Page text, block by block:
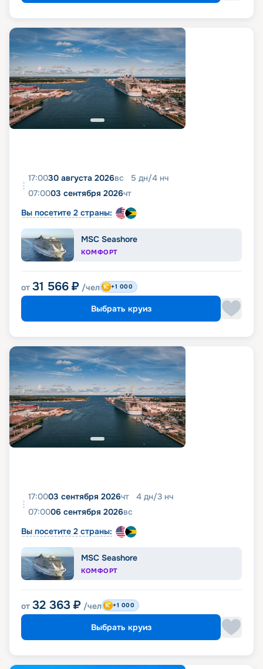
17:0030 августа 2026вс 5 дн/4 нч
07:0003 сентября 2026чт
Вы посетите 2 страны:
MSC Seashore
КОМФОРТ
от 31 566 ₽ /чел +1 000
Выбрать круиз
17:0003 сентября 2026чт 4 дн/3 нч
07:0006 сентября 2026вс
Вы посетите 2 страны:
MSC Seashore
КОМФОРТ
от 32 363 ₽ /чел +1 000
Выбрать круиз